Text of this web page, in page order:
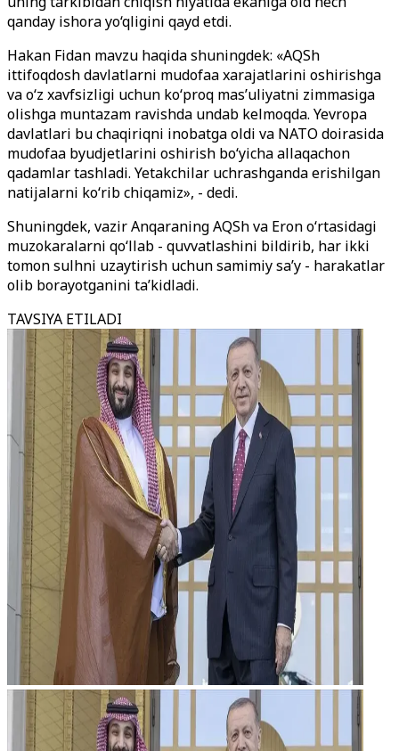
qanday ishora yo‘qligini qayd etdi.
Hakan Fidan mavzu haqida shuningdek: «AQSh
ittifoqdosh davlatlarni mudofaa xarajatlarini oshirishga
va o‘z xavfsizligi uchun ko‘proq mas’uliyatni zimmasiga
olishga muntazam ravishda undab kelmoqda. Yevropa
davlatlari bu chaqiriqni inobatga oldi va NATO doirasida
mudofaa byudjetlarini oshirish bo‘yicha allaqachon
qadamlar tashladi. Yetakchilar uchrashganda erishilgan
natijalarni ko‘rib chiqamiz», - dedi.
Shuningdek, vazir Anqaraning AQSh va Eron o‘rtasidagi
muzokaralarni qo‘llab - quvvatlashini bildirib, har ikki
tomon sulhni uzaytirish uchun samimiy sa’y - harakatlar
olib borayotganini ta’kidladi.
TAVSIYA ETILADI